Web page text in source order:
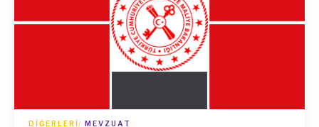
DIĞERLERI MEVZUAT